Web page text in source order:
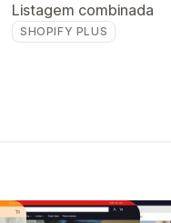
Listagem combinada
SHOPIFY PLUS